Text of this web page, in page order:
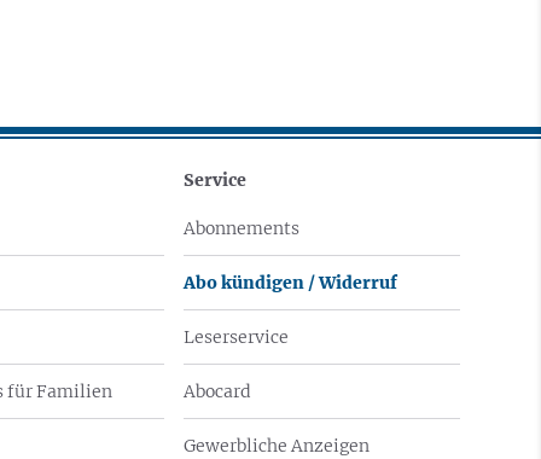
für Familien
Service
Abonnements
Abo kündigen / Widerruf
Leserservice
Abocard
Gewerbliche Anzeigen